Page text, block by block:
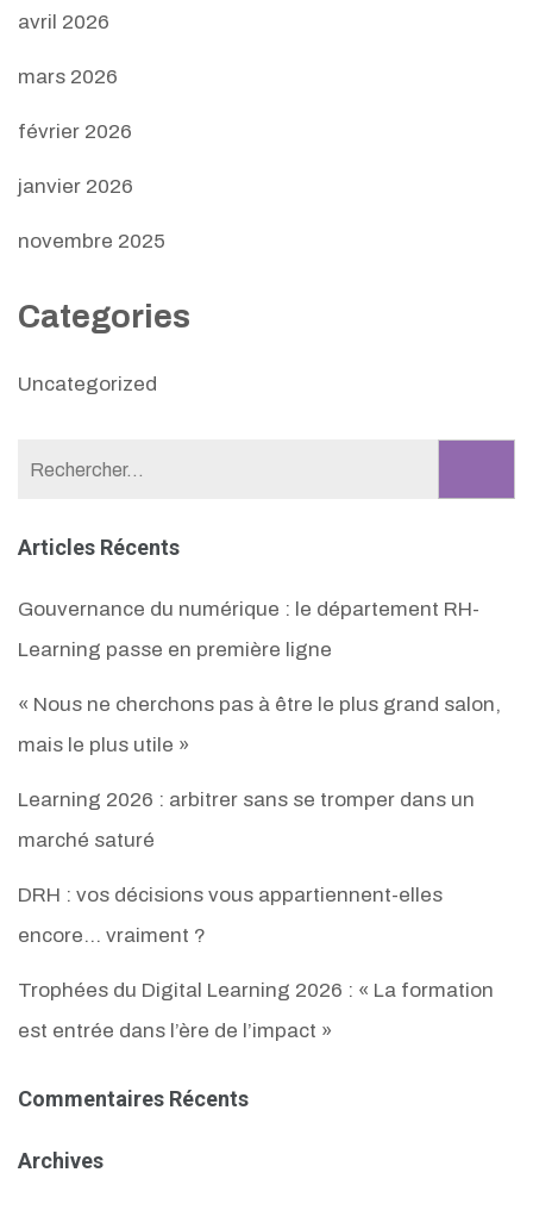
avril 2026
mars 2026
février 2026
janvier 2026
novembre 2025
Categories
Uncategorized
Articles Récents
Gouvernance du numérique : le département RH-
Learning passe en première ligne
« Nous ne cherchons pas à être le plus grand salon,
mais le plus utile »
Learning 2026 : arbitrer sans se tromper dans un
marché saturé
DRH : vos décisions vous appartiennent-elles
encore… vraiment ?
Trophées du Digital Learning 2026 : « La formation
est entrée dans l’ère de l’impact »
Commentaires Récents
Archives